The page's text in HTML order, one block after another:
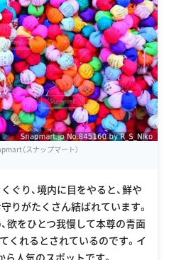
（スナップマート）
ぐり、境内に目をやると、鮮や
りがたくさん結ばれています。
欲をひとつ我慢して本尊の青面
くれるとされているのです。イ